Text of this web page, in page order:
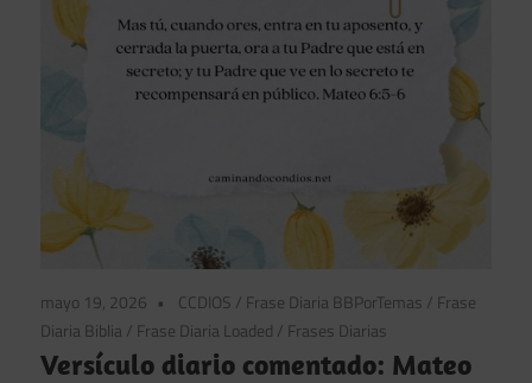
mayo 19, 2026 CCDIOS / Frase Diaria BBPorTemas / Frase
Diaria Biblia / Frase Diaria Loaded / Frases Diarias
Versículo diario comentado: Mateo